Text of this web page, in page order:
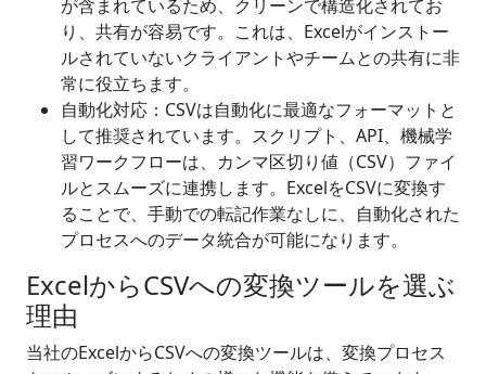
が含まれているため、クリーンで構造化されてお
り、共有が容易です。これは、Excelがインストー
ルされていないクライアントやチームとの共有に非
常に役立ちます。
自動化対応：CSVは自動化に最適なフォーマットと
して推奨されています。スクリプト、API、機械学
習ワークフローは、カンマ区切り値（CSV）ファイ
ルとスムーズに連携します。ExcelをCSVに変換す
ることで、手動での転記作業なしに、自動化された
プロセスへのデータ統合が可能になります。
ExcelからCSVへの変換ツールを選ぶ
理由
当社のExcelからCSVへの変換ツールは、変換プロセス